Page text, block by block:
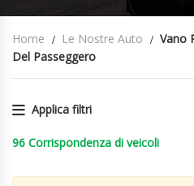
Home Le Nostre Auto
Vano
Del Passeggero
Applica filtri
96 Corrispondenza di veicoli